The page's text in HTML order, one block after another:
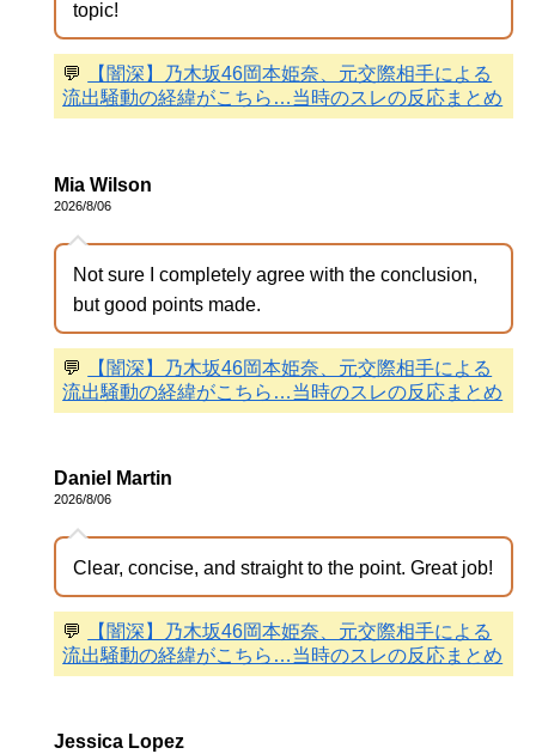
topic!
💬
【闇深】乃木坂46岡本姫奈、元交際相手による
流出騒動の経緯がこちら…当時のスレの反応まとめ
Mia Wilson
2026/8/06
Not sure I completely agree with the conclusion,
but good points made.
💬
【闇深】乃木坂46岡本姫奈、元交際相手による
流出騒動の経緯がこちら…当時のスレの反応まとめ
Daniel Martin
2026/8/06
Clear, concise, and straight to the point. Great job!
💬
【闇深】乃木坂46岡本姫奈、元交際相手による
流出騒動の経緯がこちら…当時のスレの反応まとめ
Jessica Lopez